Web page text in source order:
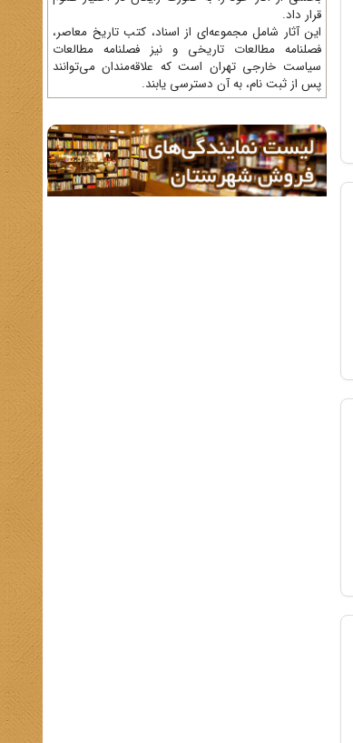
قرار داد.
این آثار شامل مجموعه‌ای از اسناد، کتب تاریخ معاصر،
فصلنامه‌ مطالعات تاریخی و نیز فصلنامه مطالعات
سیاست خارجی تهران است که علاقه‌مندان می‌توانند
پس از ثبت نام، به آن دسترسی یابند.